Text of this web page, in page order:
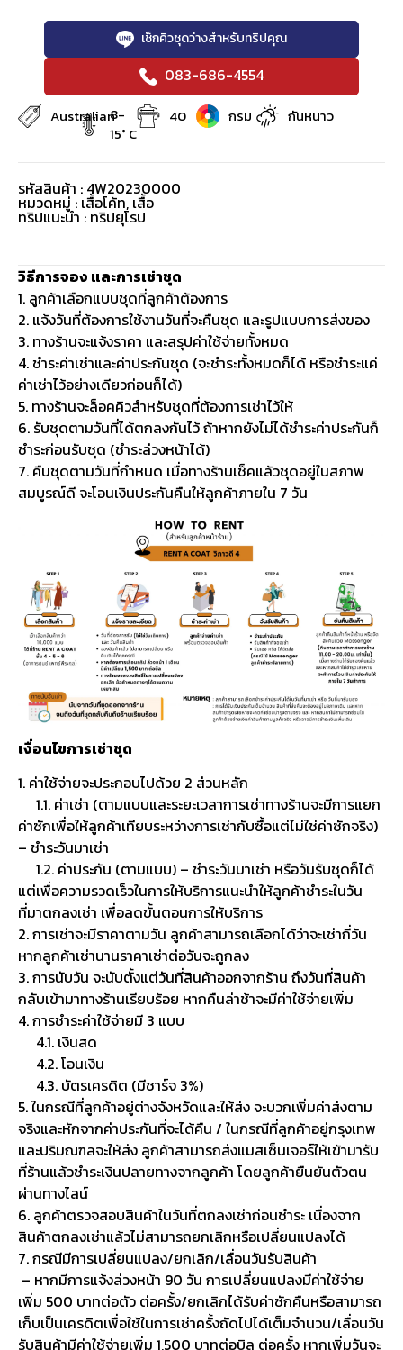
เช็กคิวชุดว่างสำหรับทริปคุณ
083-686-4554
Australian8-
15° C
40 กรม กันหนาว
รหัสสินค้า : 4W20230000
หมวดหมู่ : เสื้อโค้ท, เสื้อ
ทริปแนะนำ : ทริปยุโรป
วิธีการจอง และการเช่าชุด
1. ลูกค้าเลือกแบบชุดที่ลูกค้าต้องการ
2. แจ้งวันที่ต้องการใช้งานวันที่จะคืนชุด และรูปแบบการส่งของ
3. ทางร้านจะแจ้งราคา และสรุปค่าใช้จ่ายทั้งหมด
4. ชำระค่าเช่าและค่าประกันชุด (จะชำระทั้งหมดก็ได้ หรือชำระแค่
ค่าเช่าไว้อย่างเดียวก่อนก็ได้)
5. ทางร้านจะล็อคคิวสำหรับชุดที่ต้องการเช่าไว้ให้
6. รับชุดตามวันที่ได้ตกลงกันไว้ ถ้าหากยังไม่ได้ชำระค่าประกันก็
ชำระก่อนรับชุด (ชำระล่วงหน้าได้)
7. คืนชุดตามวันที่กำหนด เมื่อทางร้านเช็คแล้วชุดอยู่ในสภาพ
สมบูรณ์ดี จะโอนเงินประกันคืนให้ลูกค้าภายใน 7 วัน
เงื่อนไขการเช่าชุด
1. ค่าใช้จ่ายจะประกอบไปด้วย 2 ส่วนหลัก
1.1. ค่าเช่า (ตามแบบและระยะเวลาการเช่าทางร้านจะมีการแยก
ค่าซักเพื่อให้ลูกค้าเทียบระหว่างการเช่ากับซื้อแต่ไม่ใช่ค่าซักจริง)
– ชำระวันมาเช่า
1.2. ค่าประกัน (ตามแบบ) – ชำระวันมาเช่า หรือวันรับชุดก็ได้
แต่เพื่อความรวดเร็วในการให้บริการแนะนำให้ลูกค้าชำระในวัน
ที่มาตกลงเช่า เพื่อลดขั้นตอนการให้บริการ
2. การเช่าจะมีราคาตามวัน ลูกค้าสามารถเลือกได้ว่าจะเช่ากี่วัน
หากลูกค้าเช่านานราคาเช่าต่อวันจะถูกลง
3. การนับวัน จะนับตั้งแต่วันที่สินค้าออกจากร้าน ถึงวันที่สินค้า
กลับเข้ามาทางร้านเรียบร้อย หากคืนล่าช้าจะมีค่าใช้จ่ายเพิ่ม
4. การชำระค่าใช้จ่ายมี 3 แบบ
4.1. เงินสด
4.2. โอนเงิน
4.3. บัตรเครดิต (มีชาร์จ 3%)
5. ในกรณีที่ลูกค้าอยู่ต่างจังหวัดและให้ส่ง จะบวกเพิ่มค่าส่งตาม
จริงและหักจากค่าประกันที่จะได้คืน / ในกรณีที่ลูกค้าอยู่กรุงเทพ
และปริมณฑลจะให้ส่ง ลูกค้าสามารถส่งแมสเซ็นเจอร์ให้เข้ามารับ
ที่ร้านแล้วชำระเงินปลายทางจากลูกค้า โดยลูกค้ายืนยันตัวตน
ผ่านทางไลน์
6. ลูกค้าตรวจสอบสินค้าในวันที่ตกลงเช่าก่อนชำระ เนื่องจาก
สินค้าตกลงเช่าแล้วไม่สามารถยกเลิกหรือเปลี่ยนแปลงได้
7. กรณีมีการเปลี่ยนแปลง/ยกเลิก/เลื่อนวันรับสินค้า
– หากมีการแจ้งล่วงหน้า 90 วัน การเปลี่ยนแปลงมีค่าใช้จ่าย
เพิ่ม 500 บาทต่อตัว ต่อครั้ง/ยกเลิกได้รับค่าซักคืนหรือสามารถ
เก็บเป็นเครดิตเพื่อใช้ในการเช่าครั้งถัดไปได้เต็มจำนวน/เลื่อนวัน
รับสินค้ามีค่าใช้จ่ายเพิ่ม 1,500 บาทต่อบิล ต่อครั้ง หากเพิ่มวันจะ